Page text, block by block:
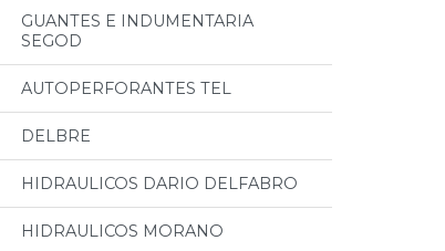
GUANTES E INDUMENTARIA
SEGOD
AUTOPERFORANTES TEL
DELBRE
HIDRAULICOS DARIO DELFABRO
HIDRAULICOS MORANO